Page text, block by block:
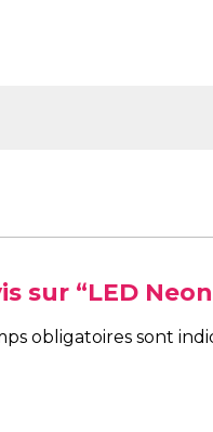
sur “LED
obligatoires sont